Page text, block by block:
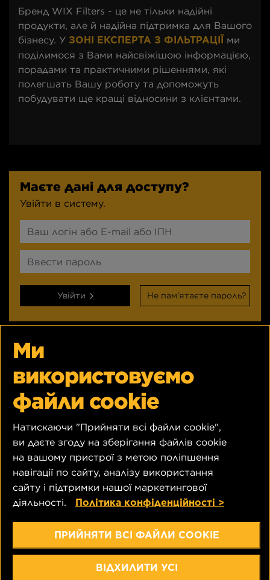
Ми
використовуємо
файли cookie
Натискаючи "Прийняти всі файли cookie",
ви даєте згоду на зберігання файлів cookie
на вашому пристрої з метою поліпшення
навігації по сайту, аналізу використання
сайту і підтримки нашої маркетингової
діяльності.
Політика конфіденційності >
ПРИЙНЯТИ ВСІ ФАЙЛИ COOKIE
ВІДХИЛИТИ УСІ
Бренд WIX Filters - це не тільки надійні
продукти, але й надійна підтримка для Вашого
бізнесу. У ЗОНІ ЕКСПЕРТА З ФІЛЬТРАЦІЇ ми
поділимося з Вами найсвіжішою інформацією,
порадами та практичними рішеннями, які
полегшать Вашу роботу та допоможуть
побудувати ще кращі відносини з клієнтами.
Маєте дані для доступу?
Увійти в систему.
Увійти Не пам’ятаєте пароль?
Ви ще не маєте облікового
запису?
Реєстрація займає декілька хвилин!
Перевірити
ТОВ “МАНН+ХУММЕЛЬ ФІЛЬТРЕЙШН ТЕКНОЛОДЖІ УКРАЇНА”